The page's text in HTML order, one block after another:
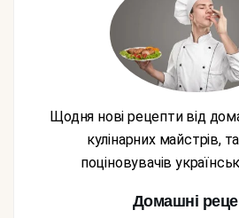
Щодня нові рецепти від домашніх господинь,
кулінарних майстрів,
поціновувачів
Домашні